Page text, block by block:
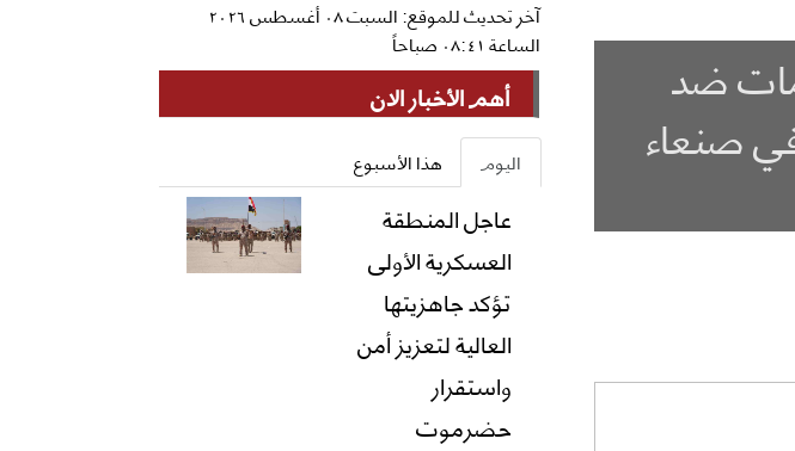
ضد
صنعاء
آخر تحديث للموقع: السبت ٠٨ أغسطس ٢٠٢٦
الساعة ٠٨:٤١ صباحاً
أهم الأخبار الان
اليوم هذا الأسبوع
عاجل المنطقة
العسكرية الأولى
تؤكد جاهزيتها
العالية لتعزيز أمن
واستقرار
حضرموت